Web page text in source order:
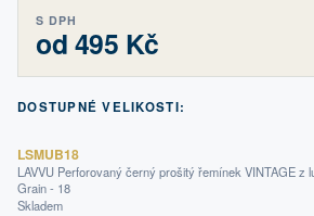
S DPH
od 495 Kč
DOSTUPNÉ VELIKOSTI:
LSMUB18
LAVVU Perforovaný černý prošitý řemínek VINTAGE z
Grain - 18
Skladem